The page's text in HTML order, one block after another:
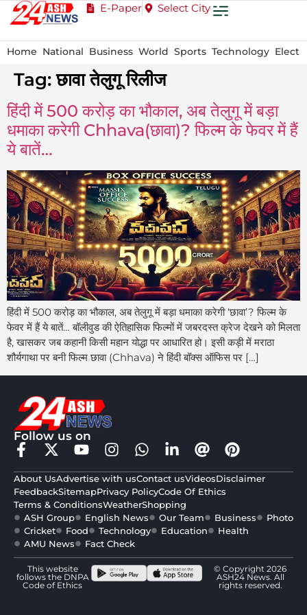
E-Paper Select City
Home National Business World Sports Technology
Tag:छावा तेलुगू रिलीज
हिंदी में 500 करोड़ का भौकाल, अब तेलुगू में बड़ा
धमाका करेगी Chhava(छावा)? फिल्म के फेवर में हैं
ये बातें…
हिंदी में 500 करोड़ का भौकाल, अब तेलुगू में बड़ा धमाका करेगी ‘छावा’? फिल्म के
फेवर में हैं ये बातें… बॉलीवुड की ऐतिहासिक फिल्मों में जबरदस्त क्रेज देखने को मिलता
है, खासकर जब कहानी किसी महान योद्धा पर आधारित हो। इसी कड़ी में मराठा
शौर्यगाथा पर बनी फिल्म छावा (Chhava) ने हिंदी बॉक्स ऑफिस पर […]
Follow us on
About UsAdvertise with usContact usVideosDisclaimer
FeedbackSitemapPrivacy PolicyCode Of Ethics
Terms & ConditionsWeatherShopping
ASH Group
English News Our Team Business
Photo
Cricket
Food Technology Education
Health
AMU News
Fact Check
This website
follows the DNPA
Code of Ethics
© Copyright 2026
ASH24 News. All
rights reserved.